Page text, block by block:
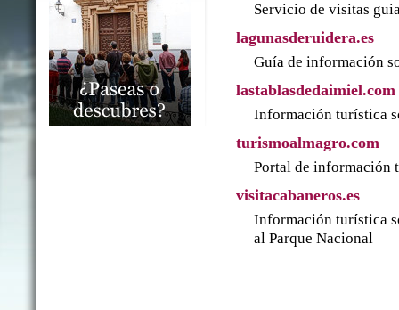
Servicio de visitas
lagunasderuidera.es
Guía de información
lastablasdedaimiel.com
Información turística
turismoalmagro.com
Portal de información
visitacabaneros.es
Información turística
al Parque Nacional